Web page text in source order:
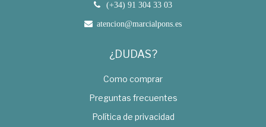
(+34) 91 304 33 03
atencion@marcialpons.es
¿DUDAS?
Como comprar
Preguntas frecuentes
Política de privacidad